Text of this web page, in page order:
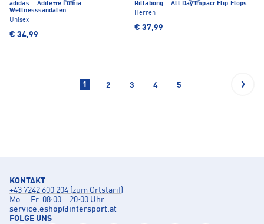
adidas · Adilette Lumia
Wellnesssandalen
Unisex
€ 34,99
Billabong · All Day Impact Flip Flops
Herren
€ 37,99
1 2 3 4 5
KONTAKT
+43 7242 600 204 (zum Ortstarif)
Mo. – Fr. 08:00 – 20:00 Uhr
service.eshop@intersport.at
FOLGE UNS